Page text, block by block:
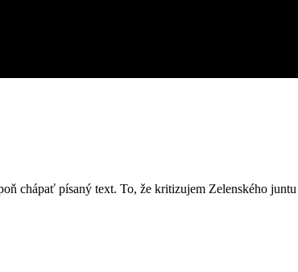
chápať písaný text. To, že kritizujem Zelenského